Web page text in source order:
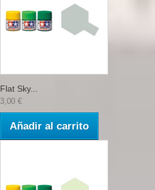
Flat Sky...
3,00 €
Añadir al carrito